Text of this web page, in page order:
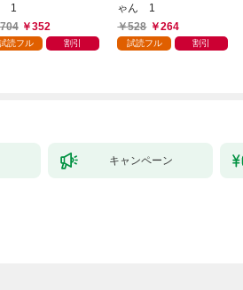
1
704
352
読フル 割引
ゃん 1
528
264
試読フル 割引
キャンペーン